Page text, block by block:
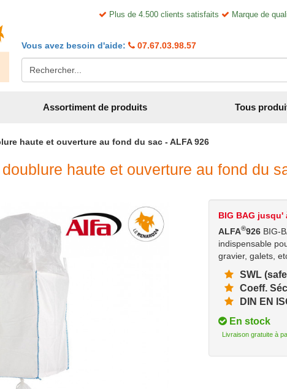
Plus de 4.500 clients satisfaits Marque de
Vous avez besoin d'aide: 07.67.03.98.57
Assortiment de produits Tous
haute et ouverture au fond du sac - ALFA 926
haute et ouverture au fond du
BIG BAG
ALFA®926 BIG-
indispensable
gravier, galets,
SWL
Coeff.
DIN EN
En stock
Livraison gratuite à